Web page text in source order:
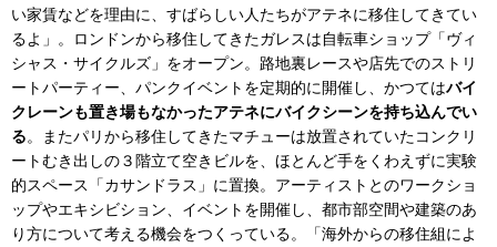
い家賃などを理由に、すばらしい人たちがアテネに移住してきてい
るよ」。ロンドンから移住してきたガレスは自転車ショップ「ヴィ
シャス・サイクルズ」をオープン。路地裏レースや店先でのストリ
ートパーティー、パンクイベントを定期的に開催し、かつてはバイ
クレーンも置き場もなかったアテネにバイクシーンを持ち込んでい
る。またパリから移住してきたマチューは放置されていたコンクリ
ートむき出しの３階立て空きビルを、ほとんど手をくわえずに実験
的スペース「カサンドラス」に置換。アーティストとのワークショ
ップやエキシビション、イベントを開催し、都市部空間や建築のあ
り方について考える機会をつくっている。「海外からの移住組によ